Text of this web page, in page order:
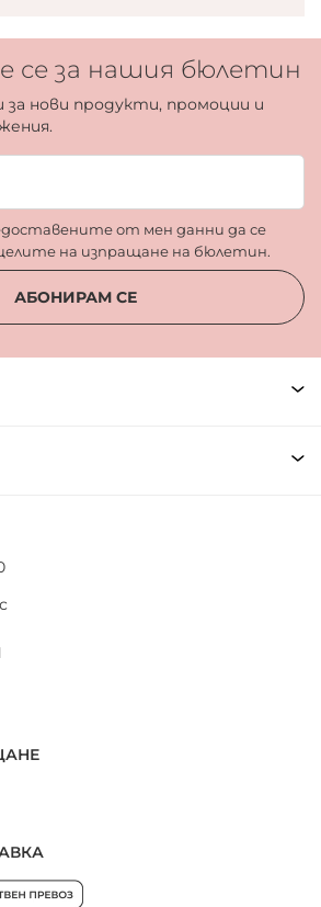
се за нашия бюлетин
за нови продукти, промоции и
от мен данни да се
на изпращане на бюлетин.
АБОНИРАМ СЕ